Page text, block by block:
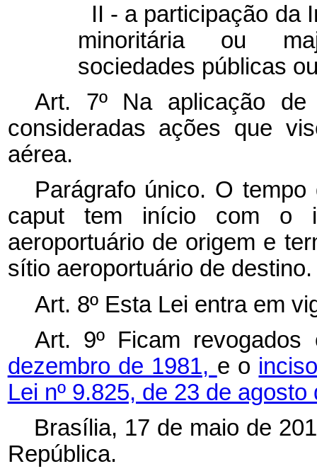
II - a participação da
minoritária ou
sociedades públicas
Art. 7º Na aplicação
consideradas ações que
aérea.
Parágrafo único. O
caput tem início com o
aeroportuário de origem e
sítio aeroportuário de destino.
Art. 8º Esta Lei entra em
Art. 9º Ficam
dezembro de 1981, e o
Lei nº 9.825, de 23 de agosto
Brasília, 17 de maio de
República.